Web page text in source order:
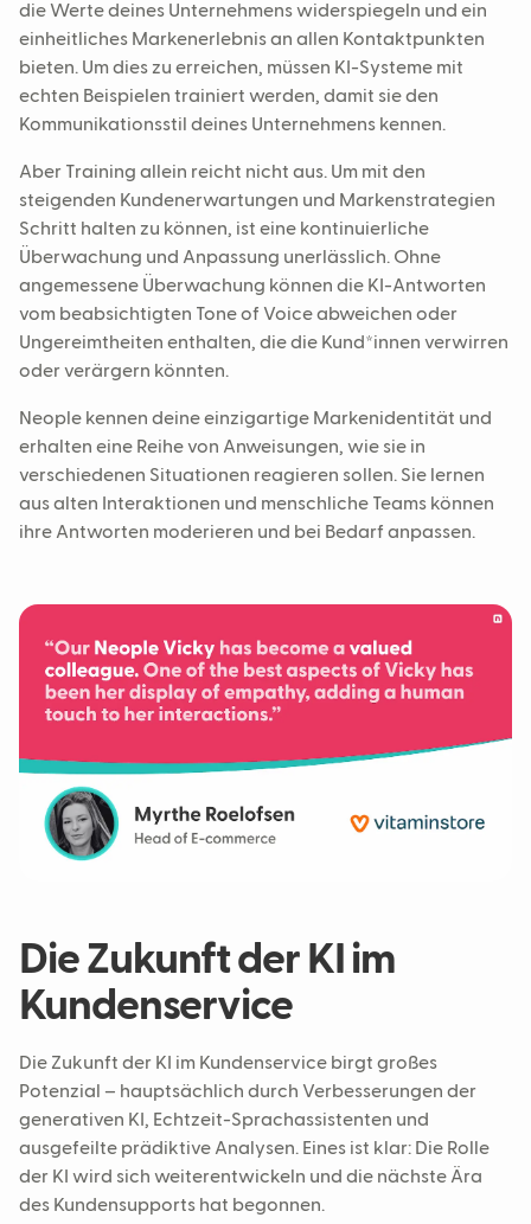
die Werte deines Unternehmens widerspiegeln und ein
einheitliches Markenerlebnis an allen Kontaktpunkten
bieten. Um dies zu erreichen, müssen KI-Systeme mit
echten Beispielen trainiert werden, damit sie den
Kommunikationsstil deines Unternehmens kennen.
Aber Training allein reicht nicht aus. Um mit den
steigenden Kundenerwartungen und Markenstrategien
Schritt halten zu können, ist eine kontinuierliche
Überwachung und Anpassung unerlässlich. Ohne
angemessene Überwachung können die KI-Antworten
vom beabsichtigten Tone of Voice abweichen oder
Ungereimtheiten enthalten, die die Kund*innen verwirren
oder verärgern könnten.
Neople kennen deine einzigartige Markenidentität und
erhalten eine Reihe von Anweisungen, wie sie in
verschiedenen Situationen reagieren sollen. Sie lernen
aus alten Interaktionen und menschliche Teams können
ihre Antworten moderieren und bei Bedarf anpassen.
Die Zukunft der KI im
Kundenservice
Die Zukunft der KI im Kundenservice birgt großes
Potenzial – hauptsächlich durch Verbesserungen der
generativen KI, Echtzeit-Sprachassistenten und
ausgefeilte prädiktive Analysen. Eines ist klar: Die Rolle
der KI wird sich weiterentwickeln und die nächste Ära
des Kundensupports hat begonnen.